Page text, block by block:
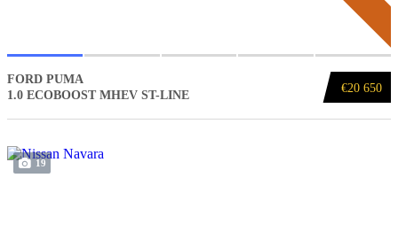
€20 650
FORD PUMA
1.0 ECOBOOST MHEV ST-LINE
19